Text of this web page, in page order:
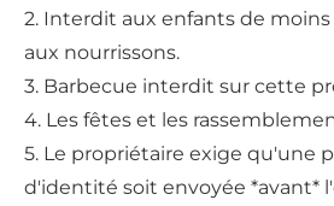
2. Interdit aux enfants de
aux nourrissons.
3. Barbecue interdit sur cette
4. Les fêtes et les
5. Le propriétaire exige qu'une
d'identité soit envoyée *avant*